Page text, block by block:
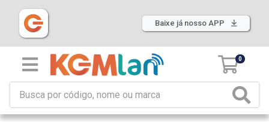
Baixe já nosso APP
0